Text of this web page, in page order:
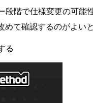
段階で仕様変更の可能
て確認するのがよいと
る